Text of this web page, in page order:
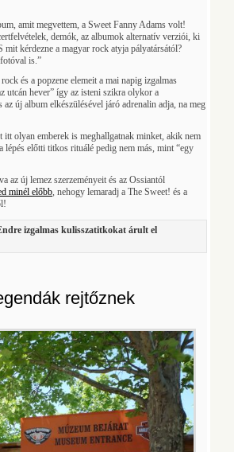
amit megvettem, a Sweet Fanny Adams volt!
demók, az albumok alternatív verziói, ki
kérdezne a magyar rock atyja pályatársától?
is.”
és a popzene elemeit a mai napig izgalmas
utcán hever” így az isteni szikra olykor a
új album elkészülésével járó adrenalin adja, na meg
olyan emberek is meghallgatnak minket, akik nem
lépés előtti titkos rituálé pedig nem más, mint “egy
az új lemez szerzeményeit és az Ossiantól
minél előbb , nehogy lemaradj a The Sweet! és a
izgalmas kulisszatitkokat árult el
rejtőznek